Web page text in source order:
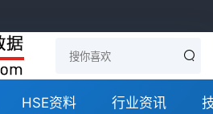
HSE资料 行业资讯